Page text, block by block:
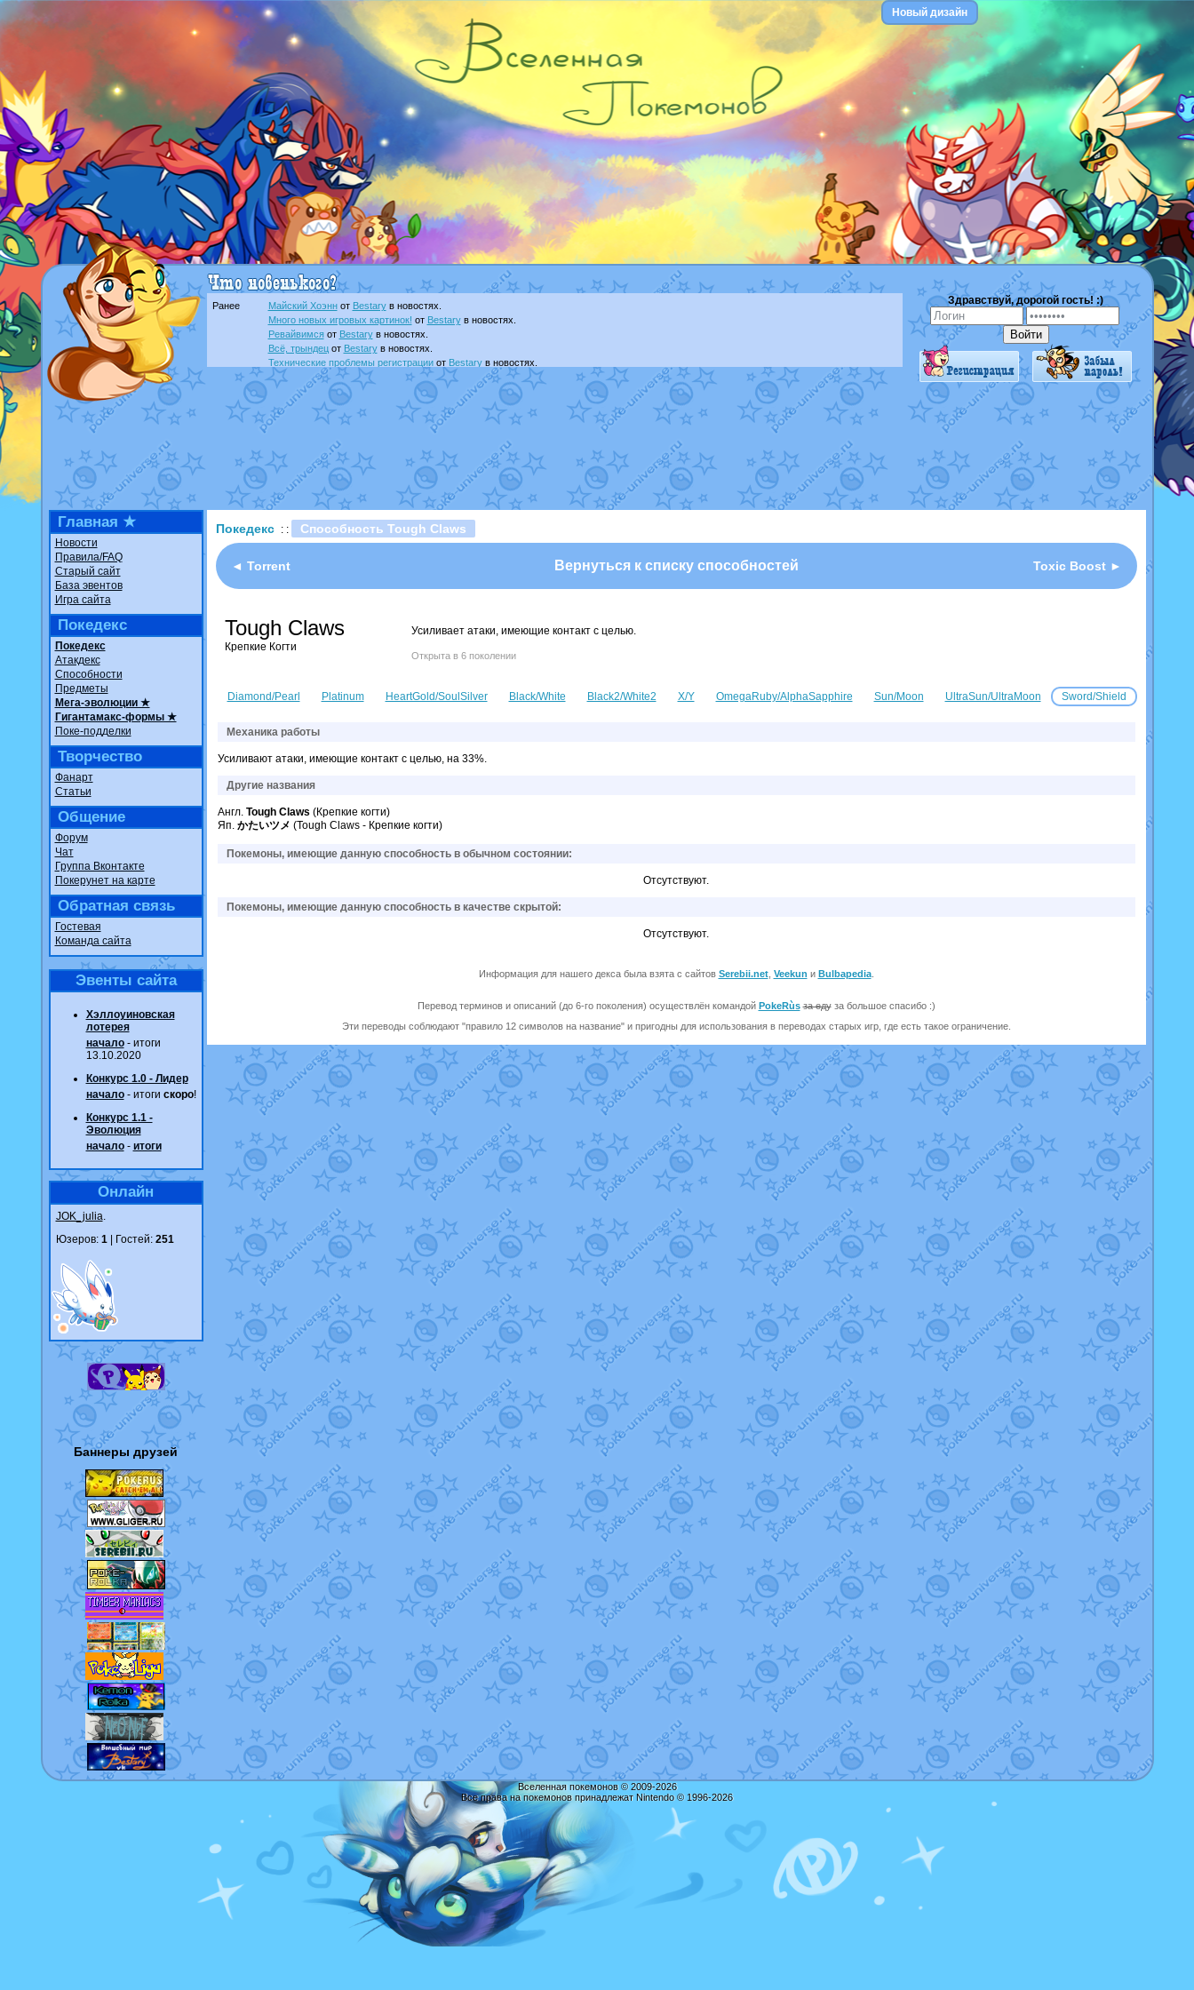
Новый дизайн
Ранее Майский Хоэннот Bestaryв новостях.
Много новых игровых картинок! от Bestaryв новостях.
Ревайвимсяот Bestaryв новостях.
Всё, трындецот Bestaryв новостях.
Технические проблемы регистрацииот Bestaryв новостях.
доброе утро славянеот Dakkuв фанарте.
Йолда и МимикьюотMavisNyanCat
в фанарте.
Недовольный котомангуст
отRandomon
в фанарте.
The Dark Wishmakerот Randomon
в фанарте.
в фанарте.
ilovearceus
Raging Boltот GraceDaFox
в фанарте.
Shadow mismagiusот
в фанарте.
художник
отvicavica в фанарте.
Здравствуй, дорогой гость! :)
Главная ★
Новости
Правила/FAQ
Старый сайт
База эвентов
Игра сайта
Покедекс
Покедекс
Атакдекс
Способности
Предметы
Мега-эволюции ★
Гигантамакс-формы ★
Поке-подделки
Творчество
Фанарт
Статьи
Общение
Форум
Чат
Группа Вконтакте
Покерунет на карте
Обратная связь
Гостевая
Команда сайта
Эвенты сайта
Хэллоуиновская
лотерея
начало- итоги
13.10.2020
Конкурс 1.0 - Лидер
начало- итоги скоро!
Конкурс 1.1 -
Эволюция
начало- итоги
Онлайн
JOK_julia.
Юзеров: 1| Гостей: 251
Баннеры друзей
Покедекс : : Способность Tough Claws
◄ Torrent Вернуться к списку способностей Toxic Boost ►
Tough Claws
Крепкие Когти
Усиливает атаки, имеющие контакт с целью.
Открыта в 6 поколении
Diamond/Pearl Platinum HeartGold/SoulSilver Black/White Black2/White2 X/Y OmegaRuby/AlphaSapphire Sun/Moon UltraSun/UltraMoon Sword/Shield
Механика работы
Усиливают атаки, имеющие контакт с целью, на 33%.
Другие названия
Англ. Tough Claws (Крепкие когти)
Яп. かたいツメ (Tough Claws - Крепкие когти)
Покемоны, имеющие данную способность в обычном состоянии:
Отсутствуют.
Покемоны, имеющие данную способность в качестве скрытой:
Отсутствуют.
Информация для нашего декса была взята с сайтов Serebii.net, Veekun и Bulbapedia.
Перевод терминов и описаний (до 6-го поколения) осуществлён командой PokeRùs за едуза большое спасибо :)
Эти переводы соблюдают "правило 12 символов на название" и пригодны для использования в переводах старых игр, где есть такое ограничение.
Вселенная покемонов © 2009-2026
Все права на покемонов принадлежат Nintendo © 1996-2026